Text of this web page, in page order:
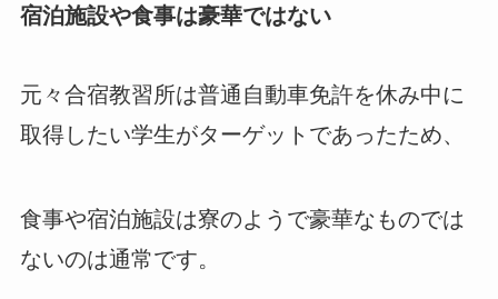
宿泊施設や食事は豪華ではない
元々合宿教習所は普通自動車免許を休み中に
取得したい学生がターゲットであったため、
食事や宿泊施設は寮のようで豪華なものでは
ないのは通常です。